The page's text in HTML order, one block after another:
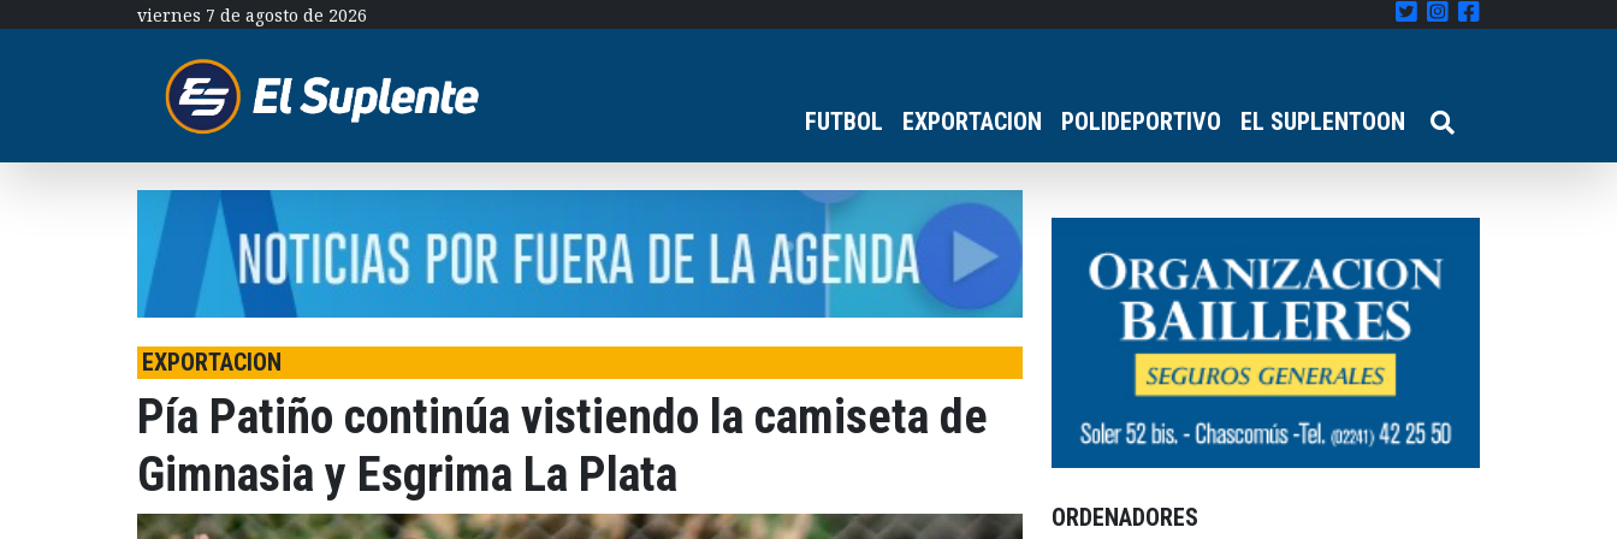
viernes 7 de agosto de 2026
FUTBOL EXPORTACION POLIDEPORTIVO EL SUPLENTOON
EXPORTACION
Pía Patiño continúa vistiendo la camiseta de
Gimnasia y Esgrima La Plata
ORDENADORES